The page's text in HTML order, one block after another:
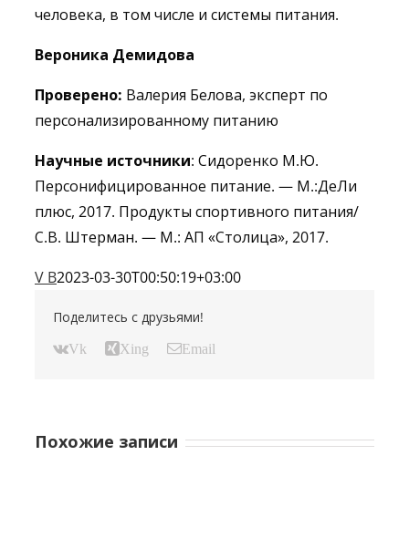
человека, в том числе и системы питания.
Вероника Демидова
Проверено: Валерия Белова, эксперт по
персонализированному питанию
Научные источники: Сидоренко М.Ю.
Персонифицированное питание. — М.:ДеЛи
плюс, 2017. Продукты спортивного питания/
С.В. Штерман. — М.: АП «Столица», 2017.
V B2023-03-30T00:50:19+03:00
Поделитесь с друзьями!
Vk Xing Email
Похожие записи